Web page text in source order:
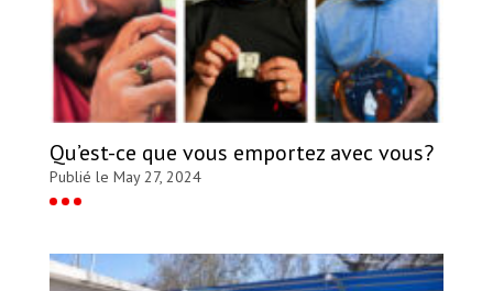
Qu’est-ce que vous emportez avec vous?
Publié le May 27, 2024